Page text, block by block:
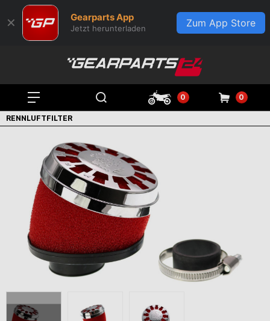
✕ Gearparts App
Jetzt herunterladen Zum App Store
0 0
RENNLUFTFILTER